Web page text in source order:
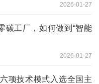
2026-01-27
碳工厂，如何做到“智能
2026-01-27
项技术模式入选全国主